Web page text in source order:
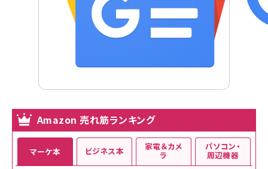
Amazon 売れ筋ランキング
マーケ本 ビジネス本 家電＆カメ
ラ
パソコン・
周辺機器